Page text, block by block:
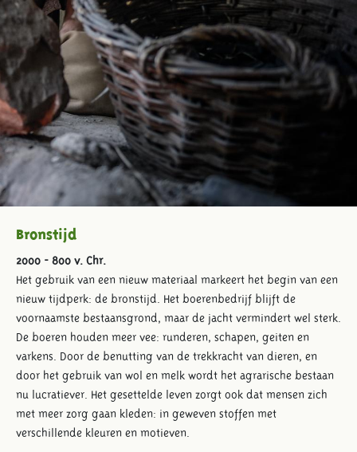
Bronstijd
2000 - 800 v. Chr.
Het gebruik van een nieuw materiaal markeert het begin van een
nieuw tijdperk: de bronstijd. Het boerenbedrijf blijft de
voornaamste bestaansgrond, maar de jacht vermindert wel sterk.
De boeren houden meer vee: runderen, schapen, geiten en
varkens. Door de benutting van de trekkracht van dieren, en
door het gebruik van wol en melk wordt het agrarische bestaan
nu lucratiever. Het gesettelde leven zorgt ook dat mensen zich
met meer zorg gaan kleden: in geweven stoffen met
verschillende kleuren en motieven.